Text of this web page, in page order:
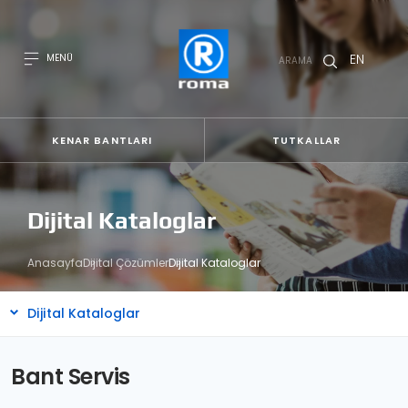
MENÜ ARAMA EN
KENAR BANTLARI TUTKALLAR
Dijital Kataloglar
AnasayfaDijital ÇözümlerDijital Kataloglar
Dijital Kartela
Dijital Kataloglar
Bant Servis